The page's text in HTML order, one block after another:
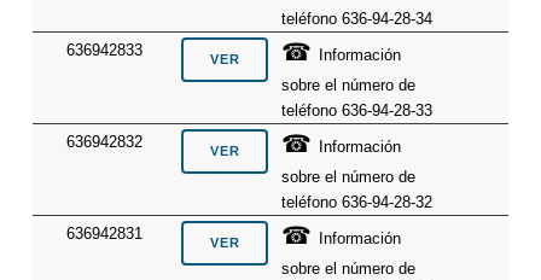
teléfono 636-94-28-34
636942833
☎
Información
sobre el número de
teléfono 636-94-28-33
636942832
☎
Información
sobre el número de
teléfono 636-94-28-32
636942831
☎
Información
sobre el número de